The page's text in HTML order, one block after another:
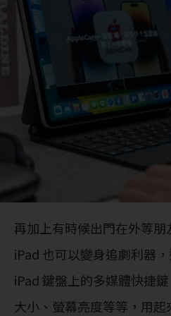
再加上有時候出門在外等朋
iPad 也可以變身追劇利器
iPad 鍵盤上的多媒體快捷
大小、螢幕亮度等等，用